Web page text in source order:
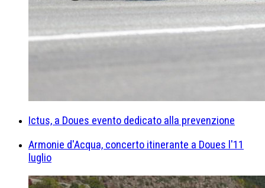
Ictus, a Doues evento dedicato alla prevenzione
Armonie d'Acqua, concerto itinerante a Doues l'11
luglio